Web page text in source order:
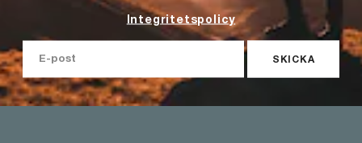
Integritetspolicy
SKICKA